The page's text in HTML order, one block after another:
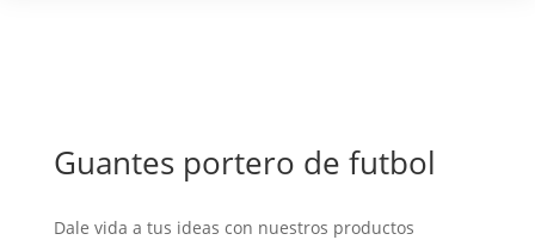
Guantes portero de futbol
Dale vida a tus ideas con nuestros productos